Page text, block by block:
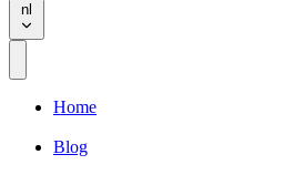
nl
Home
Blog